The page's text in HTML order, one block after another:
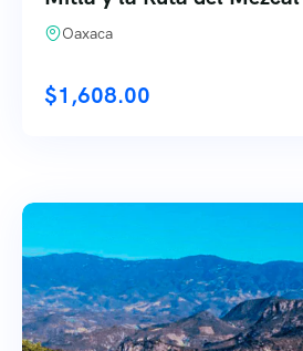
Oaxaca
$1,608.00